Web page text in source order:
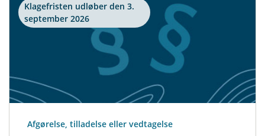
Klagefristen udløber den 3.
september 2026
Afgørelse, tilladelse eller vedtagelse